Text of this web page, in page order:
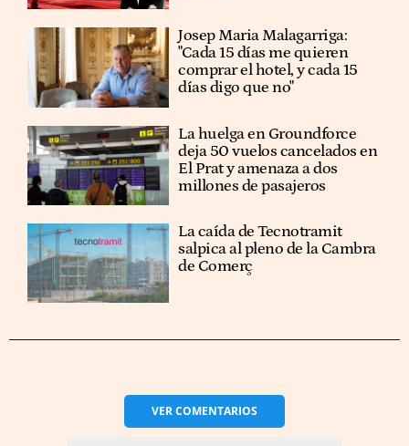
​​Josep Maria Malagarriga:
"Cada 15 días me quieren
comprar el hotel, y cada 15
días digo que no"
La huelga en Groundforce
deja 50 vuelos cancelados en
El Prat y amenaza a dos
millones de pasajeros
La caída de Tecnotramit
salpica al pleno de la Cambra
de Comerç
VERCOMENTARIOS